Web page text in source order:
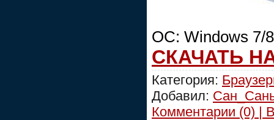
ОС: Windows 7/
СКАЧАТЬ
Категория:
Добавил:
Комментарии (0) |